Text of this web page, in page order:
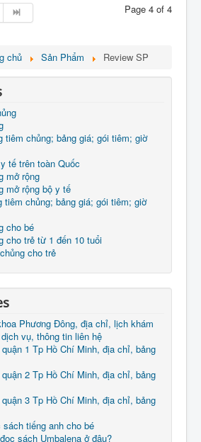
Page 4 of 4
chủ Sản Phẩm Review SP
tiêm chủng; bảng giá; gói tiêm; giờ
tế trên toàn Quốc
mở rộng
mở rộng bộ y tế
tiêm chủng; bảng giá; gói tiêm; giờ
cho bé
cho trẻ từ 1 đến 10 tuổi
cho trẻ
Phương Đông, địa chỉ, lịch khám
vụ, thông tin liên hệ
1 Tp Hồ Chí Minh, địa chỉ, bảng
2 Tp Hồ Chí Minh, địa chỉ, bảng
3 Tp Hồ Chí Minh, địa chỉ, bảng
sách tiếng anh cho bé
sách Umbalena ở đâu?